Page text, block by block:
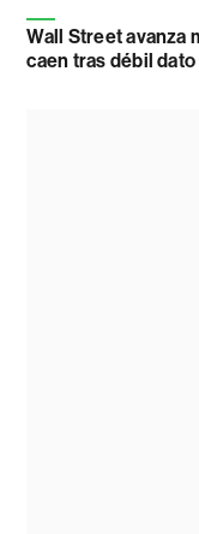
Wall Street avanza
caen tras débil dato